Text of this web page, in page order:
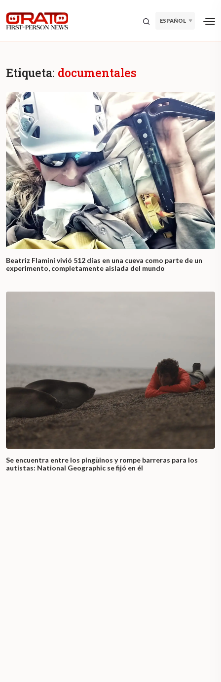
ESPAÑOL
Etiqueta: documentales
Beatriz Flamini vivió 512 días en una cueva como parte de un
experimento, completamente aislada del mundo
Se encuentra entre los pingüinos y rompe barreras para los
autistas: National Geographic se fijó en él